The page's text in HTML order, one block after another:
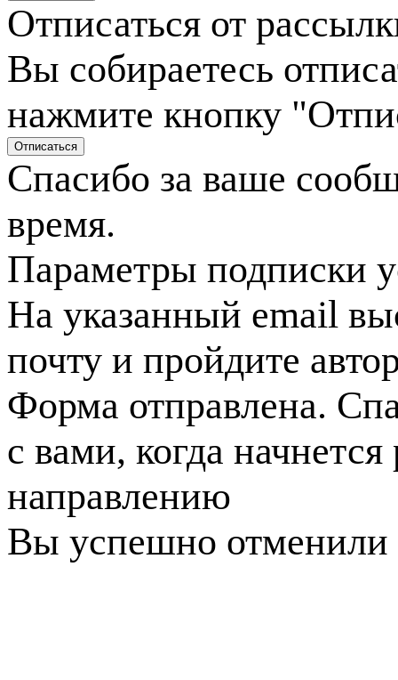
Отписаться от
Вы собираетесь
нажмите кнопку
Спасибо за ваше
время.
Параметры подписки
На указанный email
почту и пройдите
Форма отправлена.
с вами, когда
направлению
Вы успешно отменили